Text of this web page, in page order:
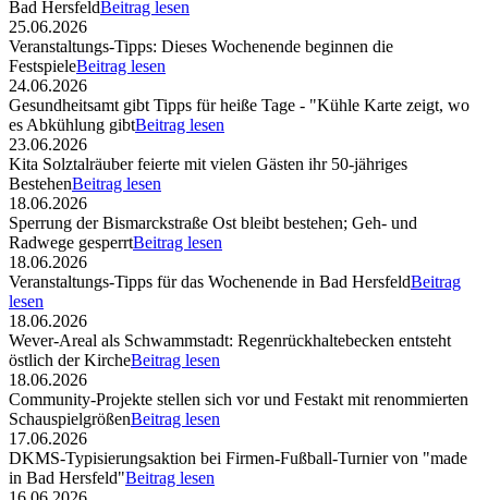
Bad HersfeldBeitrag lesen
25.06.2026
Veranstaltungs-Tipps: Dieses Wochenende beginnen die
FestspieleBeitrag lesen
24.06.2026
Gesundheitsamt gibt Tipps für heiße Tage - "Kühle Karte zeigt, wo
es Abkühlung gibtBeitrag lesen
23.06.2026
Kita Solztalräuber feierte mit vielen Gästen ihr 50-jähriges
BestehenBeitrag lesen
18.06.2026
Sperrung der Bismarckstraße Ost bleibt bestehen; Geh- und
Radwege gesperrtBeitrag lesen
18.06.2026
Veranstaltungs-Tipps für das Wochenende in Bad HersfeldBeitrag
lesen
18.06.2026
Wever-Areal als Schwammstadt: Regenrückhaltebecken entsteht
östlich der KircheBeitrag lesen
18.06.2026
Community-Projekte stellen sich vor und Festakt mit renommierten
SchauspielgrößenBeitrag lesen
17.06.2026
DKMS-Typisierungsaktion bei Firmen-Fußball-Turnier von "made
in Bad Hersfeld"Beitrag lesen